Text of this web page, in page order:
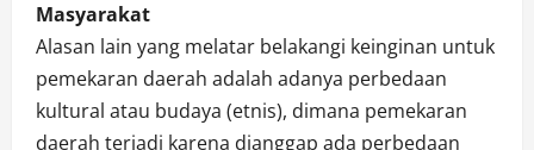
Masyarakat
Alasan lain yang melatar belakangi keinginan untuk
pemekaran daerah adalah adanya perbedaan
kultural atau budaya (etnis), dimana pemekaran
daerah terjadi karena dianggap ada perbedaan